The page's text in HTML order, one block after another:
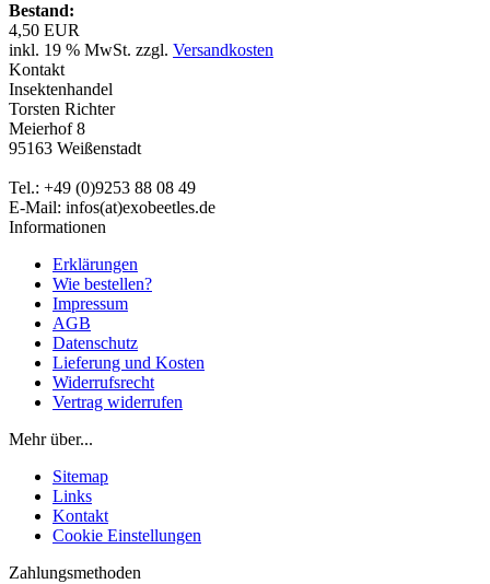
Bestand:
4,50 EUR
inkl. 19 % MwSt. zzgl. Versandkosten
Kontakt
Insektenhandel
Torsten Richter
Meierhof 8
95163 Weißenstadt
Tel.: +49 (0)9253 88 08 49
E-Mail: infos(at)exobeetles.de
Informationen
Erklärungen
Wie bestellen?
Impressum
AGB
Datenschutz
Lieferung und Kosten
Widerrufsrecht
Vertrag widerrufen
Mehr über...
Sitemap
Links
Kontakt
Cookie Einstellungen
Zahlungsmethoden